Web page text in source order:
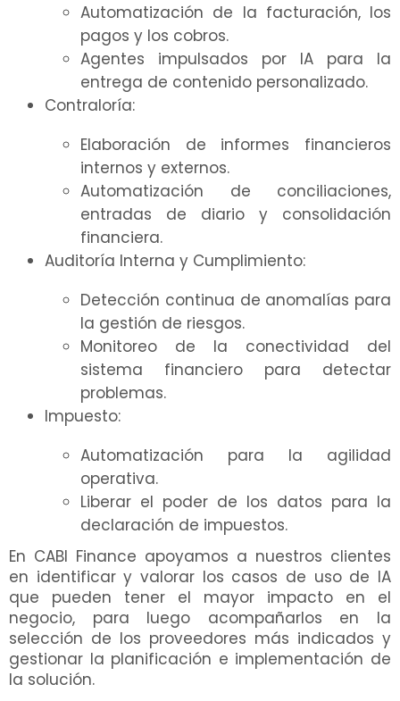
Automatización de la facturación, los
pagos y los cobros.
Agentes impulsados por IA para la
entrega de contenido personalizado.
Contraloría:
Elaboración de informes financieros
internos y externos.
Automatización de conciliaciones,
entradas de diario y consolidación
financiera.
Auditoría Interna y Cumplimiento:
Detección continua de anomalías para
la gestión de riesgos.
Monitoreo de la conectividad del
sistema financiero para detectar
problemas.
Impuesto:
Automatización para la agilidad
operativa.
Liberar el poder de los datos para la
declaración de impuestos.
En CABI Finance apoyamos a nuestros clientes
en identificar y valorar los casos de uso de IA
que pueden tener el mayor impacto en el
negocio, para luego acompañarlos en la
selección de los proveedores más indicados y
gestionar la planificación e implementación de
la solución.